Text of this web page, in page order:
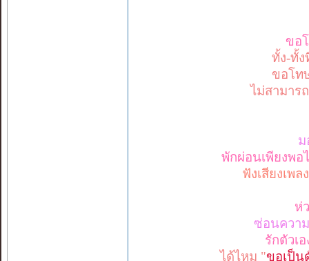
ขอ
ทั้ง-ทั้
ขอโท
ไม่สามาร
ม
พักผ่อนเพียงพอ
ฟังเสียงเพ
ห่
ซ่อนความ
รักตัวเ
ได้ไหม "ขอเป็น